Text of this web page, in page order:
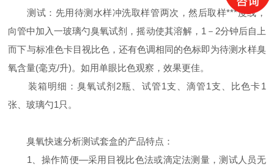
测试：先用待测水样冲洗取样管两次，然后取样***度线，
向管中加入一玻璃勺臭氧试剂，摇动使其溶解，1－2分钟后自上
而下与标准色卡目视比色，还有色调相同的色标即为待测水样臭
氧含量(毫克/升)。如用单眼比色观察，效果更佳。
装箱明细：臭氧试剂2瓶、试管1支、滴管1支、比色卡1
张、玻璃勺1只。
臭氧快速分析测试套盒的产品特点：
1、操作简便—采用目视比色法或滴定法测量，测试人员无